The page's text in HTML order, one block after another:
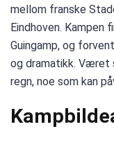
mellom franske
Eindhoven. Kampen
Guingamp, og
og dramatikk.
regn, noe som kan